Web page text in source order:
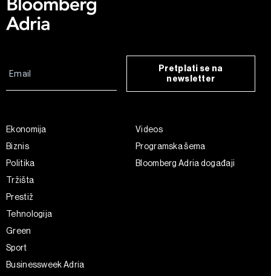
Pretplati se na
newsletter
Ekonomija
Biznis
Politika
Tržišta
Prestiž
Tehnologija
Green
Sport
Businessweek Adria
Videos
Programska šema
Bloomberg Adria događaji